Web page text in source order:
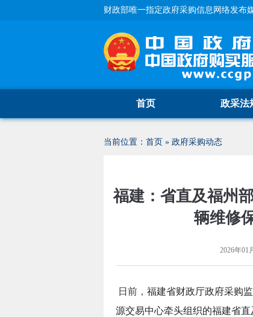
财政部唯一指定政府采购信息网络发布
首页 政采法
当前位置： 首页 » 政府采购动态
福建：省直及福州
辆维修
2026年01
日前， 福建省财政厅政府采购
源交易中心牵头组织的福建省